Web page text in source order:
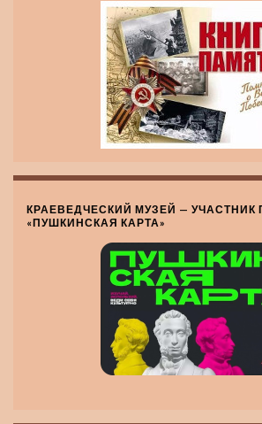
КРАЕВЕДЧЕСКИЙ МУЗЕЙ — УЧАСТНИК
«ПУШКИНСКАЯ КАРТА»